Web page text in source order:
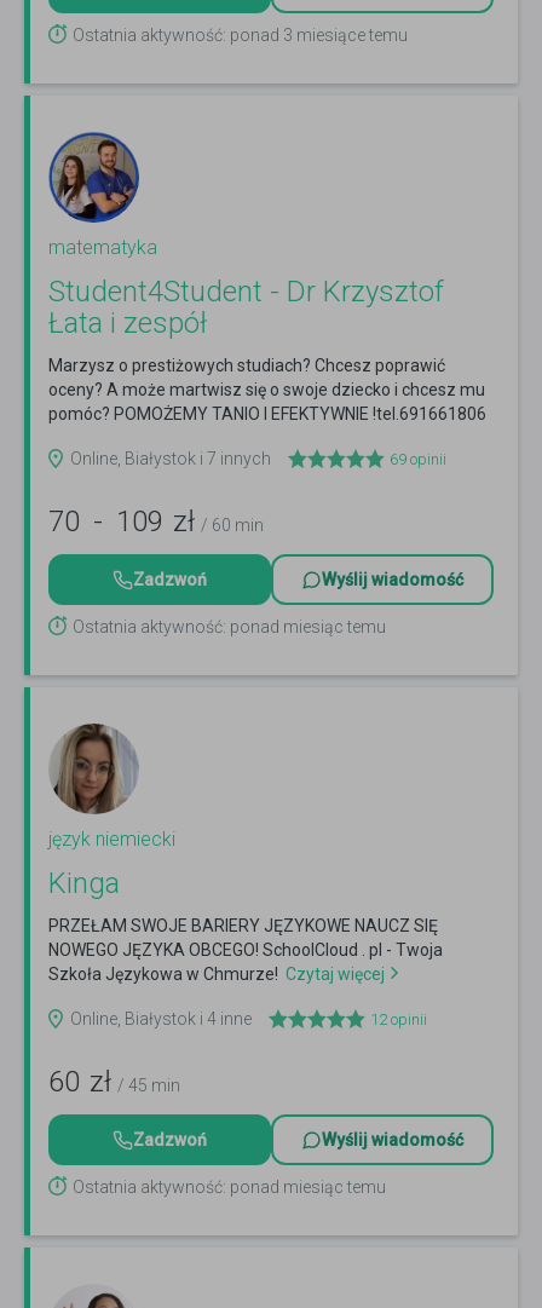
Ostatnia aktywność: ponad 3 miesiące temu
matematyka
Student4Student - Dr Krzysztof
Łata i zespół
Marzysz o prestiżowych studiach? Chcesz poprawić
oceny? A może martwisz się o swoje dziecko i chcesz mu
pomóc? POMOŻEMY TANIO I EFEKTYWNIE !tel.691661806
Online, Białystok i 7 innych
69 opinii
70 - 109 zł / 60 min
Zadzwoń Wyślij wiadomość
Ostatnia aktywność: ponad miesiąc temu
język niemiecki
Kinga
PRZEŁAM SWOJE BARIERY JĘZYKOWE NAUCZ SIĘ
NOWEGO JĘZYKA OBCEGO! SchoolCloud . pl - Twoja
Szkoła Językowa w Chmurze! Czytaj więcej
Online, Białystok i 4 inne 12opinii
60 zł / 45 min
Zadzwoń Wyślij wiadomość
Ostatnia aktywność: ponad miesiąc temu